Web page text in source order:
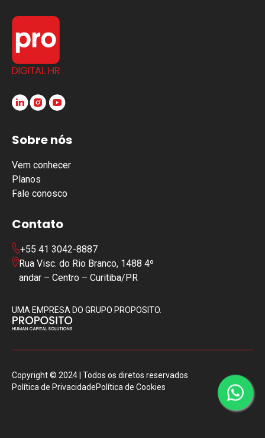
Sobre nós
Vem conhecer
Planos
Fale conosco
Contato
+55 41 3042-8887
Rua Visc. do Rio Branco, 1488 4º
andar – Centro – Curitiba/PR
UMA EMPRESA DO GRUPO PROPOSITO.
Copyright © 2024 | Todos os diretos reservados
Política de PrivacidadePolítica de Cookies